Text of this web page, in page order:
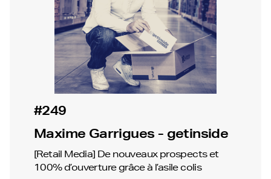
#249
Maxime Garrigues - getinside
[Retail Media] De nouveaux prospects et
100% d’ouverture grâce à l’asile colis